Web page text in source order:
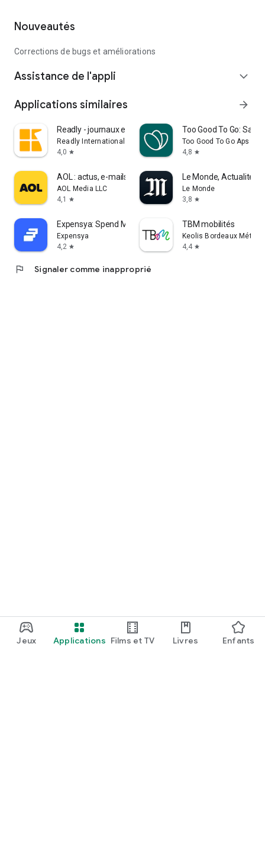
Jeux Applications Films et TV Livres Enfants
Nouveautés
Corrections de bugs et améliorations
Assistance de l'appli expand_more
Applications similaires arrow_forward
Readly - journaux et magazines
Readly International
4,0 star
Too Good To Go: Save
Too Good To Go Aps
4,8 star
AOL : actus, e-mails, météo
AOL Media LLC
4,1
star
Le Monde, Actualités
Le Monde
3,8 star
Expensya: Spend Management
Expensya
4,2 star
TBM mobilités
Keolis Bordeaux
4,4 star
flag Signaler comme inapproprié